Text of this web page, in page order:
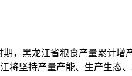
，黑龙江省粮食产量累计
将坚持产量产能、生产生态